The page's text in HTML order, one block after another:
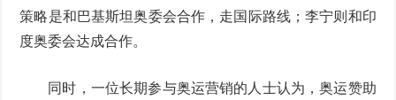
策略是和巴基斯坦奥委会合作，走国际路线；李宁则和印
度奥委会达成合作。
同时，一位长期参与奥运营销的人士认为，奥运赞助